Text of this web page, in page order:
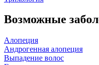
Возможные
Алопеция
Андрогенная алопеция
Выпадение волос